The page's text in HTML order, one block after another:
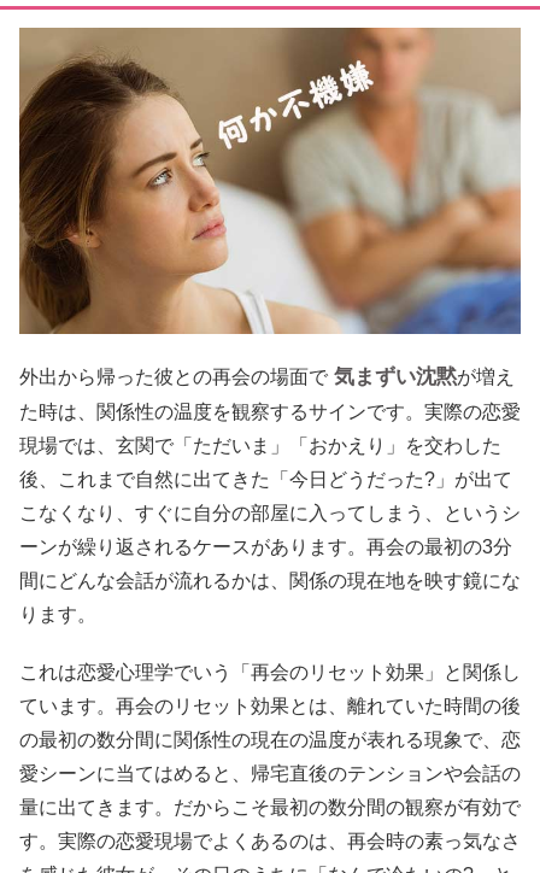
外出から帰った彼との再会の場面で 気まずい沈黙が増え
た時は、関係性の温度を観察するサインです。実際の恋愛
現場では、玄関で「ただいま」「おかえり」を交わした
後、これまで自然に出てきた「今日どうだった?」が出て
こなくなり、すぐに自分の部屋に入ってしまう、というシ
ーンが繰り返されるケースがあります。再会の最初の3分
間にどんな会話が流れるかは、関係の現在地を映す鏡にな
ります。
これは恋愛心理学でいう「再会のリセット効果」と関係し
ています。再会のリセット効果とは、離れていた時間の後
の最初の数分間に関係性の現在の温度が表れる現象で、恋
愛シーンに当てはめると、帰宅直後のテンションや会話の
量に出てきます。だからこそ最初の数分間の観察が有効で
す。実際の恋愛現場でよくあるのは、再会時の素っ気なさ